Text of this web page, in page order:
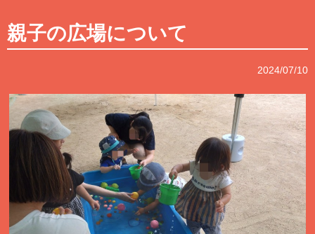
親子の広場について
2024/07/10